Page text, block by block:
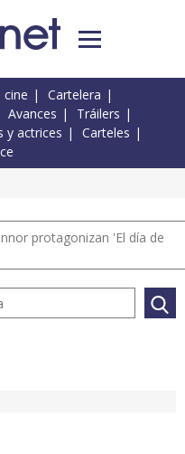
cine
Cartelera
Avances
Tráilers
y actrices
Carteles
protagonizan 'El día de